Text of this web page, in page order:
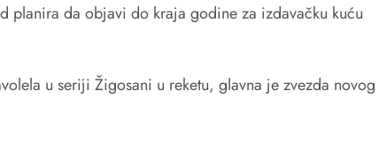
planira da objavi do kraja godine za izdavačku kuću
u seriji Žigosani u reketu, glavna je zvezda novog